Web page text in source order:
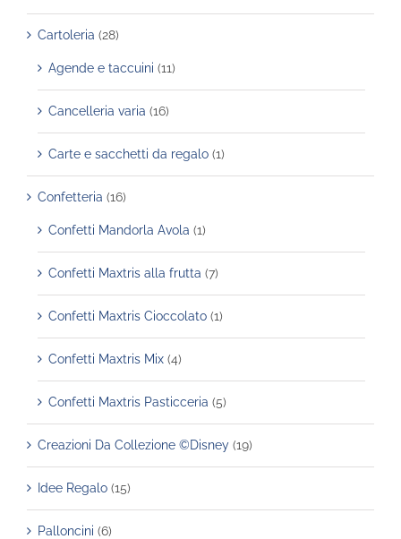
Cartoleria (28)
Agende e taccuini (11)
Cancelleria varia (16)
Carte e sacchetti da regalo (1)
Confetteria (16)
Confetti Mandorla Avola (1)
Confetti Maxtris alla frutta (7)
Confetti Maxtris Cioccolato (1)
Confetti Maxtris Mix (4)
Confetti Maxtris Pasticceria (5)
Creazioni Da Collezione ©Disney (19)
Idee Regalo (15)
Palloncini (6)